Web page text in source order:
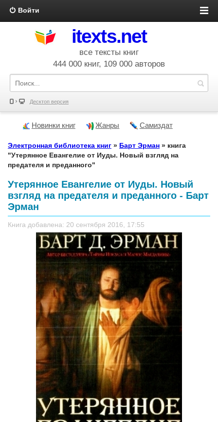
Войти
itexts.net
все тексты книг
444 000 книг, 109 000 авторов
Десктоп версия
Новинки книг Жанры Самиздат
Электронная библиотека книг » Барт Эрман » книга
"Утерянное Евангелие от Иуды. Новый взгляд на
предателя и преданного"
Утерянное Евангелие от Иуды. Новый
взгляд на предателя и преданного - Барт
Эрман
Книга добавлена: 20 сентября 2016, 17:55